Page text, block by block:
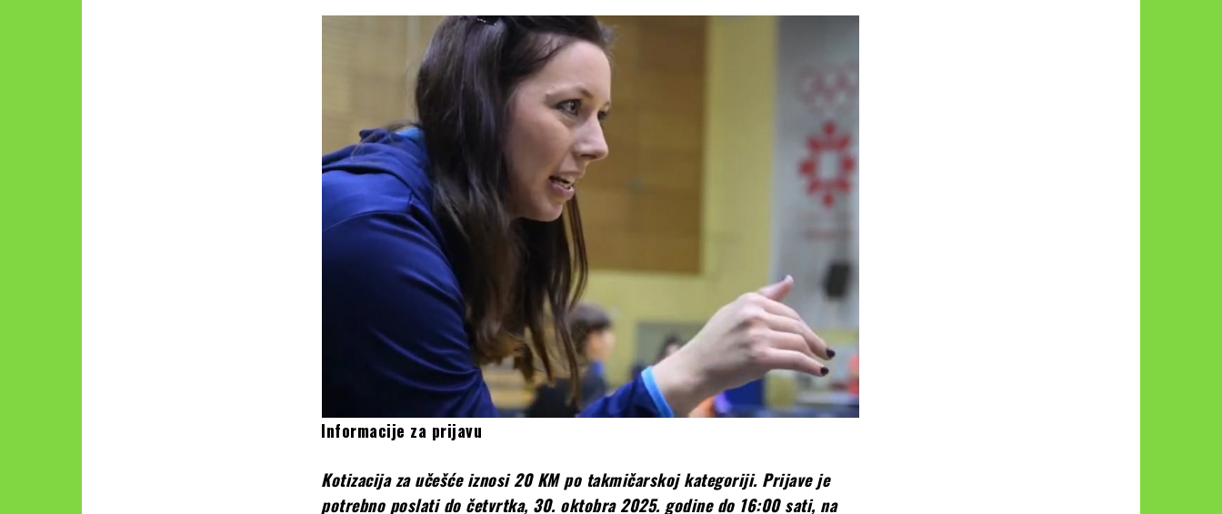
Informacije za prijavu
Kotizacija za učešće iznosi 20 KM po takmičarskoj kategoriji. Prijave je
potrebno poslati do četvrtka, 30. oktobra 2025. godine do 16:00 sati, na